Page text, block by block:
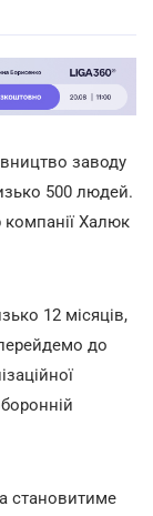
заводу
500 людей.
компанії Халюк
12 місяців,
до
становитиме